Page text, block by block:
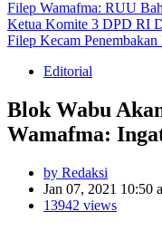
Filep Wamafma: RUU
Ketua Komite 3 DPD RI
Filep Kecam
Editorial
Blok Wabu
Wamafma:
by Redaksi
Jan 07, 2021 10:50
13942 views